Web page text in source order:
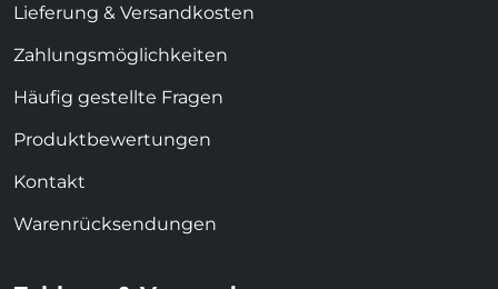
Lieferung & Versandkosten
Zahlungsmöglichkeiten
Häufig gestellte Fragen
Produktbewertungen
Kontakt
Warenrücksendungen